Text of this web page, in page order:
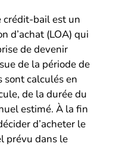
crédit-bail est un
d’achat (LOA) qui
de devenir
de la période de
sont calculés en
de la durée du
estimé. À la fin
d’acheter le
prévu dans le